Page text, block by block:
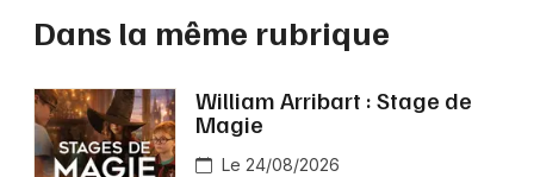
Dans la même rubrique
William Arribart : Stage de
Magie
Le 24/08/2026